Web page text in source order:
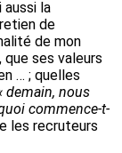
aussi la
de
de mon
que ses valeurs
… ; quelles
demain, nous
commence-t-
les recruteurs